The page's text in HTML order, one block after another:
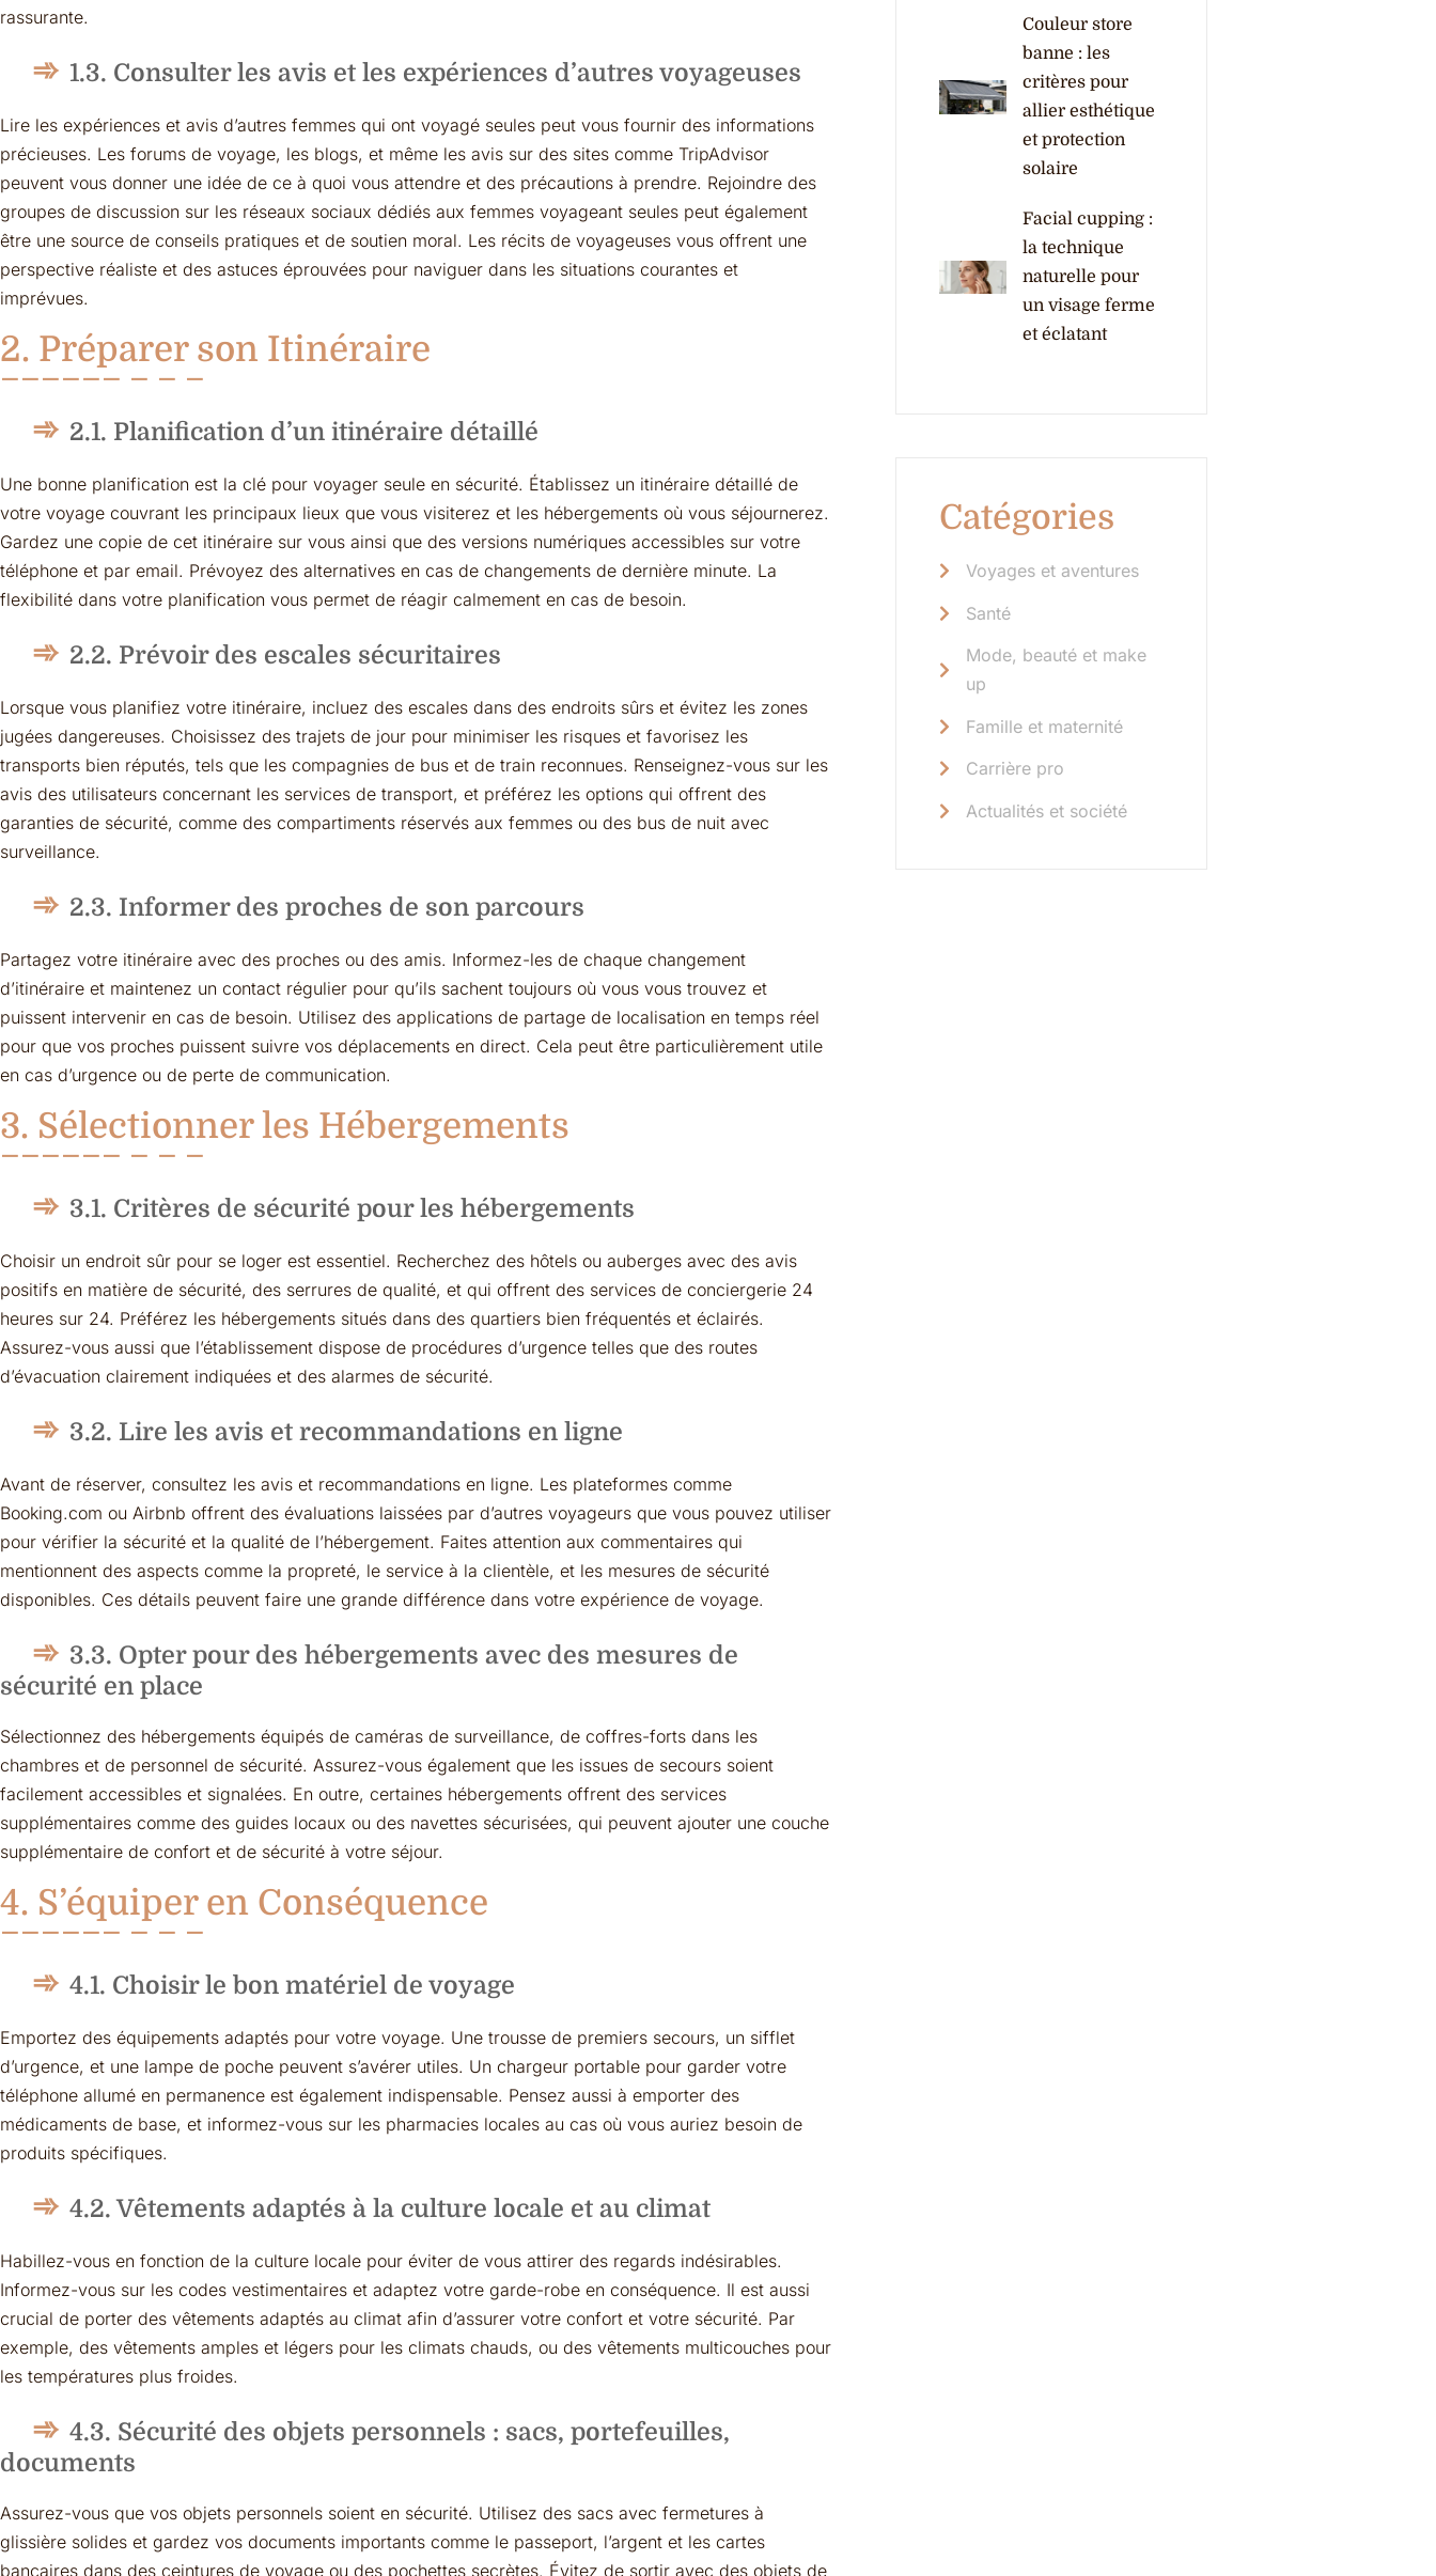
rassurante.
1.3. Consulter les avis et les expériences d’autres voyageuses
Lire les expériences et avis d’autres femmes qui ont voyagé seules peut vous fournir des informations
précieuses. Les forums de voyage, les blogs, et même les avis sur des sites comme TripAdvisor
peuvent vous donner une idée de ce à quoi vous attendre et des précautions à prendre. Rejoindre des
groupes de discussion sur les réseaux sociaux dédiés aux femmes voyageant seules peut également
être une source de conseils pratiques et de soutien moral. Les récits de voyageuses vous offrent une
perspective réaliste et des astuces éprouvées pour naviguer dans les situations courantes et
imprévues.
2. Préparer son Itinéraire
2.1. Planification d’un itinéraire détaillé
Une bonne planification est la clé pour voyager seule en sécurité. Établissez un itinéraire détaillé de
votre voyage couvrant les principaux lieux que vous visiterez et les hébergements où vous séjournerez.
Gardez une copie de cet itinéraire sur vous ainsi que des versions numériques accessibles sur votre
téléphone et par email. Prévoyez des alternatives en cas de changements de dernière minute. La
flexibilité dans votre planification vous permet de réagir calmement en cas de besoin.
2.2. Prévoir des escales sécuritaires
Lorsque vous planifiez votre itinéraire, incluez des escales dans des endroits sûrs et évitez les zones
jugées dangereuses. Choisissez des trajets de jour pour minimiser les risques et favorisez les
transports bien réputés, tels que les compagnies de bus et de train reconnues. Renseignez-vous sur les
avis des utilisateurs concernant les services de transport, et préférez les options qui offrent des
garanties de sécurité, comme des compartiments réservés aux femmes ou des bus de nuit avec
surveillance.
2.3. Informer des proches de son parcours
Partagez votre itinéraire avec des proches ou des amis. Informez-les de chaque changement
d’itinéraire et maintenez un contact régulier pour qu’ils sachent toujours où vous vous trouvez et
puissent intervenir en cas de besoin. Utilisez des applications de partage de localisation en temps réel
pour que vos proches puissent suivre vos déplacements en direct. Cela peut être particulièrement utile
en cas d’urgence ou de perte de communication.
3. Sélectionner les Hébergements
3.1. Critères de sécurité pour les hébergements
Choisir un endroit sûr pour se loger est essentiel. Recherchez des hôtels ou auberges avec des avis
positifs en matière de sécurité, des serrures de qualité, et qui offrent des services de conciergerie 24
heures sur 24. Préférez les hébergements situés dans des quartiers bien fréquentés et éclairés.
Assurez-vous aussi que l’établissement dispose de procédures d’urgence telles que des routes
d’évacuation clairement indiquées et des alarmes de sécurité.
3.2. Lire les avis et recommandations en ligne
Avant de réserver, consultez les avis et recommandations en ligne. Les plateformes comme
Booking.com ou Airbnb offrent des évaluations laissées par d’autres voyageurs que vous pouvez utiliser
pour vérifier la sécurité et la qualité de l’hébergement. Faites attention aux commentaires qui
mentionnent des aspects comme la propreté, le service à la clientèle, et les mesures de sécurité
disponibles. Ces détails peuvent faire une grande différence dans votre expérience de voyage.
3.3. Opter pour des hébergements avec des mesures de
sécurité en place
Sélectionnez des hébergements équipés de caméras de surveillance, de coffres-forts dans les
chambres et de personnel de sécurité. Assurez-vous également que les issues de secours soient
facilement accessibles et signalées. En outre, certaines hébergements offrent des services
supplémentaires comme des guides locaux ou des navettes sécurisées, qui peuvent ajouter une couche
supplémentaire de confort et de sécurité à votre séjour.
4. S’équiper en Conséquence
4.1. Choisir le bon matériel de voyage
Emportez des équipements adaptés pour votre voyage. Une trousse de premiers secours, un sifflet
d’urgence, et une lampe de poche peuvent s’avérer utiles. Un chargeur portable pour garder votre
téléphone allumé en permanence est également indispensable. Pensez aussi à emporter des
médicaments de base, et informez-vous sur les pharmacies locales au cas où vous auriez besoin de
produits spécifiques.
4.2. Vêtements adaptés à la culture locale et au climat
Habillez-vous en fonction de la culture locale pour éviter de vous attirer des regards indésirables.
Informez-vous sur les codes vestimentaires et adaptez votre garde-robe en conséquence. Il est aussi
crucial de porter des vêtements adaptés au climat afin d’assurer votre confort et votre sécurité. Par
exemple, des vêtements amples et légers pour les climats chauds, ou des vêtements multicouches pour
les températures plus froides.
4.3. Sécurité des objets personnels : sacs, portefeuilles,
documents
Assurez-vous que vos objets personnels soient en sécurité. Utilisez des sacs avec fermetures à
glissière solides et gardez vos documents importants comme le passeport, l’argent et les cartes
bancaires dans des ceintures de voyage ou des pochettes secrètes. Évitez de sortir avec des objets de
Couleur store
banne : les
critères pour
allier esthétique
et protection
solaire
Facial cupping :
la technique
naturelle pour
un visage ferme
et éclatant
Catégories
Voyages et aventures
Santé
Mode, beauté et make
up
Famille et maternité
Carrière pro
Actualités et société